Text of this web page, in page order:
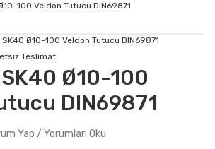
100 Veldon Tutucu DIN69871
Teslimat
Ø10-100
DIN69871
Yap / Yorumları Oku